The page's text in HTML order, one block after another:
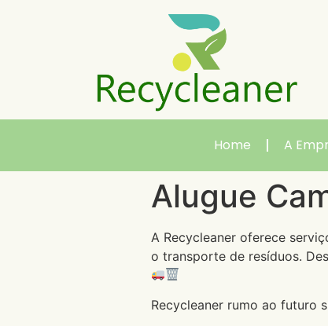
Home A
Alugue
A Recycleaner oferece
o transporte de resíduos.
Recycleaner rumo ao futuro